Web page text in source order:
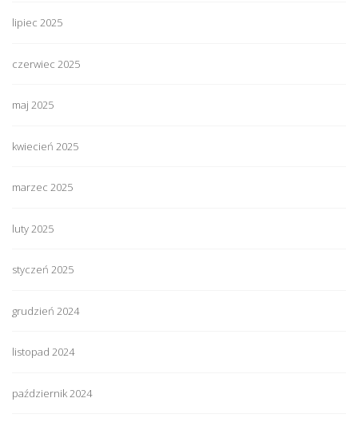
lipiec 2025
czerwiec 2025
maj 2025
kwiecień 2025
marzec 2025
luty 2025
styczeń 2025
grudzień 2024
listopad 2024
październik 2024